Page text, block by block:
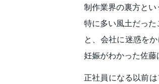
制作業界の裏方と
特に多い風土だっ
と、会社に迷惑を
妊娠がわかった佐藤
正社員になる以前